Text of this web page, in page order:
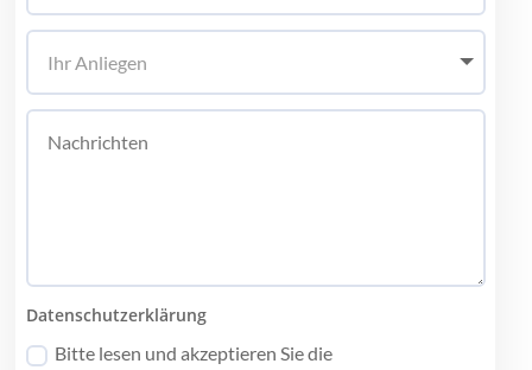
Datenschutzerklärung
Bitte lesen und akzeptieren Sie die